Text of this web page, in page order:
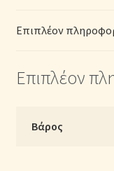
Μονόχρωμα
κουφετί
Επιπλέον
Επιπλέον
Βάρος